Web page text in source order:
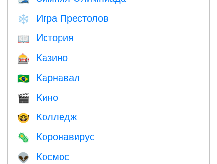
❄️ Игра Престолов
📖 История
🎰 Казино
🇧🇷 Карнавал
🎬 Кино
🤓 Колледж
🦠 Коронавирус
👽 Космос